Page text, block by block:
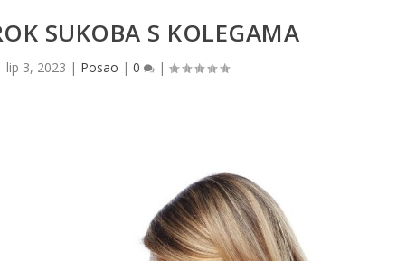
SUKOBA S KOLEGAMA
lip 3, 2023 | Posao | 0 |